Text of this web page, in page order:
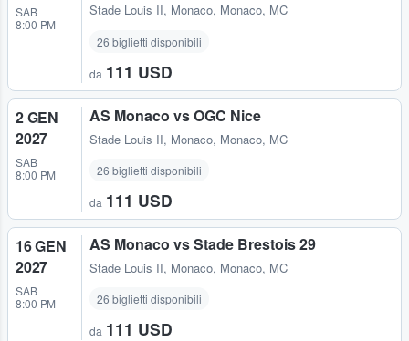
SAB
8:00 PM
Stade Louis II, Monaco, Monaco, MC
26 biglietti disponibili
da 111 USD
2 GEN
2027
SAB
8:00 PM
AS Monaco vs OGC Nice
Stade Louis II, Monaco, Monaco, MC
26 biglietti disponibili
da 111 USD
16 GEN
2027
SAB
8:00 PM
AS Monaco vs Stade Brestois 29
Stade Louis II, Monaco, Monaco, MC
26 biglietti disponibili
da 111 USD